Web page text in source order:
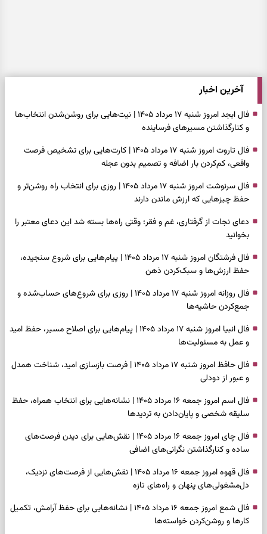
آخرین اخبار
فال ابجد امروز شنبه ۱۷ مرداد ۱۴۰۵ | نیت‌هایی برای روشن‌شدن انتخاب‌ها
و کنارگذاشتن مسیرهای فرساینده
فال تاروت امروز شنبه ۱۷ مرداد ۱۴۰۵ | کارت‌هایی برای تشخیص فرصت
واقعی، کم‌کردن بار اضافه و تصمیم بدون عجله
فال سرنوشت امروز شنبه ۱۷ مرداد ۱۴۰۵ | روزی برای انتخاب راه روشن‌تر و
حفظ چیزهایی که ارزش ماندن دارند
دعای نجات از گرفتاری، غم و فقر؛ وقتی راه‌ها بسته شد این دعای معتبر را
بخوانید
فال فرشتگان امروز شنبه ۱۷ مرداد ۱۴۰۵ | پیام‌هایی برای شروع سنجیده،
حفظ ارزش‌ها و سبک‌کردن ذهن
فال روزانه امروز شنبه ۱۷ مرداد ۱۴۰۵ | روزی برای شروع‌های حساب‌شده و
جمع‌کردن حاشیه‌ها
فال انبیا امروز شنبه ۱۷ مرداد ۱۴۰۵ | پیام‌هایی برای اصلاح مسیر، حفظ امید
و عمل به مسئولیت‌ها
فال حافظ امروز شنبه ۱۷ مرداد ۱۴۰۵ | فرصت بازسازی امید، شناخت همدل
و عبور از دودلی
فال اسم امروز جمعه ۱۶ مرداد ۱۴۰۵ | نشانه‌هایی برای انتخاب همراه، حفظ
سلیقه شخصی و پایان‌دادن به تردیدها
فال چای امروز جمعه ۱۶ مرداد ۱۴۰۵ | نقش‌هایی برای دیدن فرصت‌های
ساده و کنارگذاشتن نگرانی‌های اضافی
فال قهوه امروز جمعه ۱۶ مرداد ۱۴۰۵ | نقش‌هایی از فرصت‌های نزدیک،
دل‌مشغولی‌های پنهان و راه‌های تازه
فال شمع امروز جمعه ۱۶ مرداد ۱۴۰۵ | نشانه‌هایی برای حفظ آرامش، تکمیل
کارها و روشن‌کردن خواسته‌ها